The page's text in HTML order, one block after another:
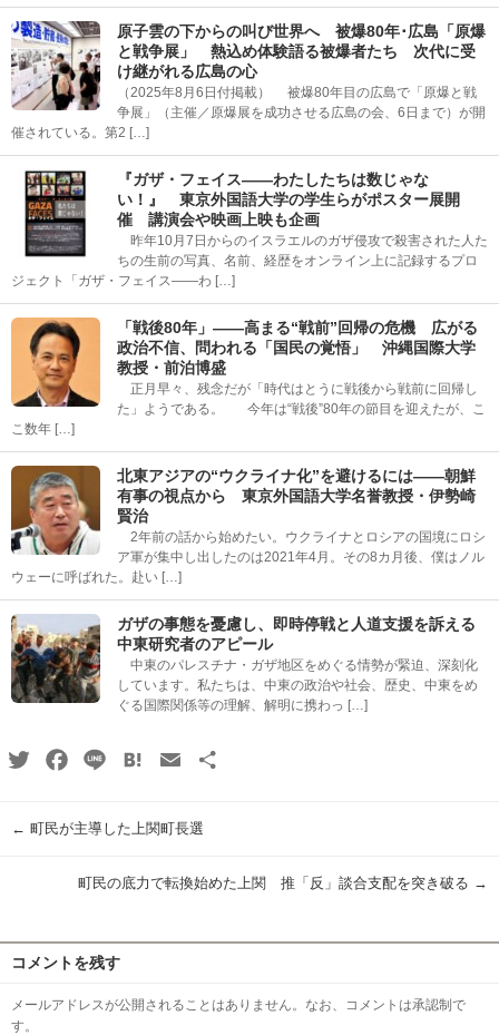
原子雲の下からの叫び世界へ 被爆80年･広島「原爆
と戦争展」 熱込め体験語る被爆者たち 次代に受
け継がれる広島の心
（2025年8月6日付掲載） 被爆80年目の広島で「原爆と戦
争展」（主催／原爆展を成功させる広島の会、6日まで）が開
催されている。第2 […]
『ガザ・フェイス――わたしたちは数じゃな
い！』 東京外国語大学の学生らがポスター展開
催 講演会や映画上映も企画
昨年10月7日からのイスラエルのガザ侵攻で殺害された人た
ちの生前の写真、名前、経歴をオンライン上に記録するプロ
ジェクト「ガザ・フェイス――わ […]
「戦後80年」――高まる“戦前”回帰の危機 広がる
政治不信、問われる「国民の覚悟」 沖縄国際大学
教授・前泊博盛
正月早々、残念だが「時代はとうに戦後から戦前に回帰し
た」ようである。 今年は“戦後”80年の節目を迎えたが、こ
こ数年 […]
北東アジアの“ウクライナ化”を避けるには――朝鮮
有事の視点から 東京外国語大学名誉教授・伊勢崎
賢治
2年前の話から始めたい。ウクライナとロシアの国境にロシ
ア軍が集中し出したのは2021年4月。その8カ月後、僕はノル
ウェーに呼ばれた。赴い […]
ガザの事態を憂慮し、即時停戦と人道支援を訴える
中東研究者のアピール
中東のパレスチナ・ガザ地区をめぐる情勢が緊迫、深刻化
しています。私たちは、中東の政治や社会、歴史、中東をめ
ぐる国際関係等の理解、解明に携わっ […]
TwitterFacebook
Line HatenaEmail
← 町民が主導した上関町長選
町民の底力で転換始めた上関 推「反」談合支配を突き破る →
コメントを残す
メールアドレスが公開されることはありません。なお、コメントは承認制で
す。